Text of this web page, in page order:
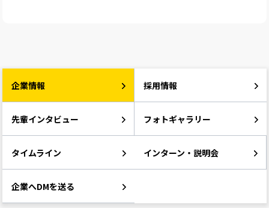
企業情報 採用情報
先輩インタビュー フォトギャラリー
タイムライン インターン・説明会
企業へDMを送る